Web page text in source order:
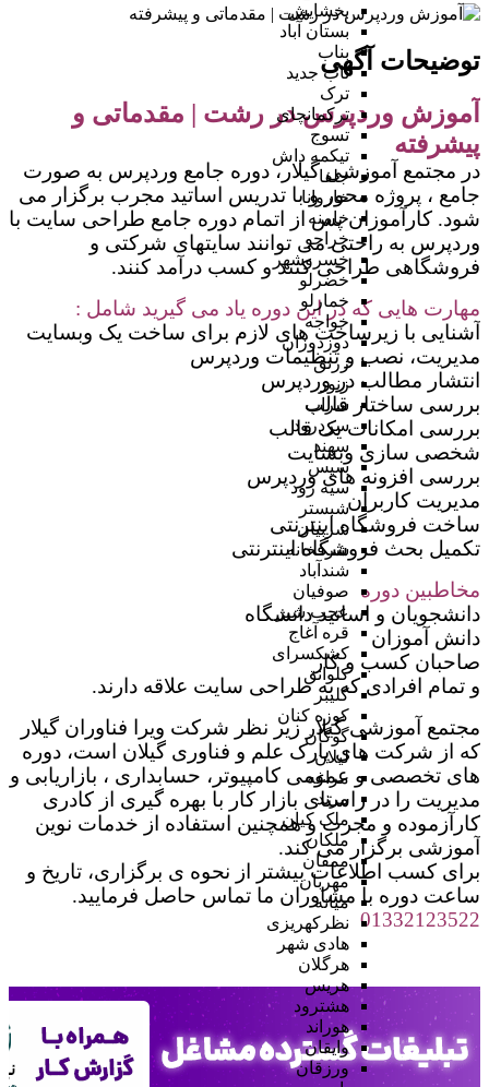
بخشایش
بستان آباد
بناب
ناب جدید
ترک
ترکمانچای
تسوج
تیکمه داش
جلفا
خاروانا
خامنه
خراجو
خسروشهر
خضرلو
خمارلو
خواجه
دوزدوزان
زرنق
زنوز
سراب
سردرود
سهند
سیس
سیه رود
شبستر
شربیان
شرفخانه
شندآباد
صوفیان
عجب شیر
قره آغاج
کشکسرای
کلوانق
کلیبر
کوزه کنان
گوگان
لیلان
مراغه
مرند
ملک کیان
ملکان
ممقان
مهربان
میانه
نظرکهریزی
هادی شهر
هرگلان
هریس
هشترود
هوراند
وایقان
ورزقان
توضیحات آگهی
آموزش وردپرس در رشت | مقدماتی و
پیشرفته
در مجتمع آموزشی گیلار، دوره جامع وردپرس به صورت
جامع ، پروژه محور و با تدریس اساتید مجرب برگزار می
شود. کارآموزان پس از اتمام دوره جامع طراحی سایت با
وردپرس به راحتی می توانند سایتهای شرکتی و
فروشگاهی طراحی کنند و کسب درآمد کنند.
مهارت هایی که در این دوره یاد می گیرید شامل :
آشنایی با زیرساخت های لازم برای ساخت یک وبسایت
مدیریت، نصب و تنظیمات وردپرس
انتشار مطالب در وردپرس
بررسی ساختار قالب
بررسی امکانات یک قالب
شخصی سازی وبسایت
بررسی افزونه های وردپرس
مدیریت کاربران
ساخت فروشگاه اینترنتی
تکمیل بحث فروشگاه اینترنتی
مخاطبین دوره
دانشجویان و اساتید دانشگاه
دانش آموزان
صاحبان کسب و کار
و تمام افرادی که به طراحی سایت علاقه دارند.
مجتمع آموزشی گیلار زیر نظر شرکت ویرا فناوران گیلار
که از شرکت های پارک علم و فناوری گیلان است، دوره
های تخصصی و عمومی کامپیوتر، حسابداری ، بازاریابی و
مدیریت را در راستای بازار کار با بهره‌ گیری از کادری
کارآزموده و مجرب و همچنین استفاده از خدمات نوین
آموزشی برگزار می کند.
برای کسب اطلاعات بیشتر از نحوه ی برگزاری، تاریخ و
ساعت دوره با مشاوران ما تماس حاصل فرمایید.
01332123522